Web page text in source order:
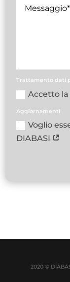
Trattamento dati
Accetto
Aggiornamenti
Voglio
DIABASI
2020 ©